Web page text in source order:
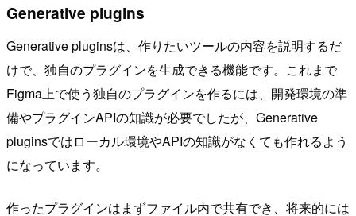
Generative plugins
Generative pluginsは、作りたいツールの内容を説明するだ
けで、独自のプラグインを生成できる機能です。これまで
Figma上で使う独自のプラグインを作るには、開発環境の準
備やプラグインAPIの知識が必要でしたが、Generative
pluginsではローカル環境やAPIの知識がなくても作れるよう
になっています。
作ったプラグインはまずファイル内で共有でき、将来的には